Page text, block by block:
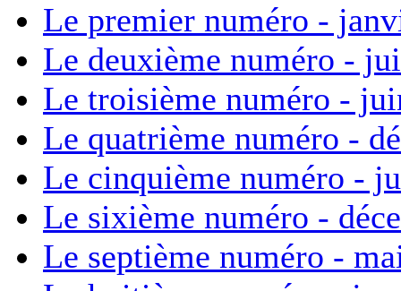
Le premier numéro -
Le deuxième numéro -
Le troisième numéro -
Le quatrième numéro -
Le cinquième numéro -
Le sixième numéro -
Le septième numéro -